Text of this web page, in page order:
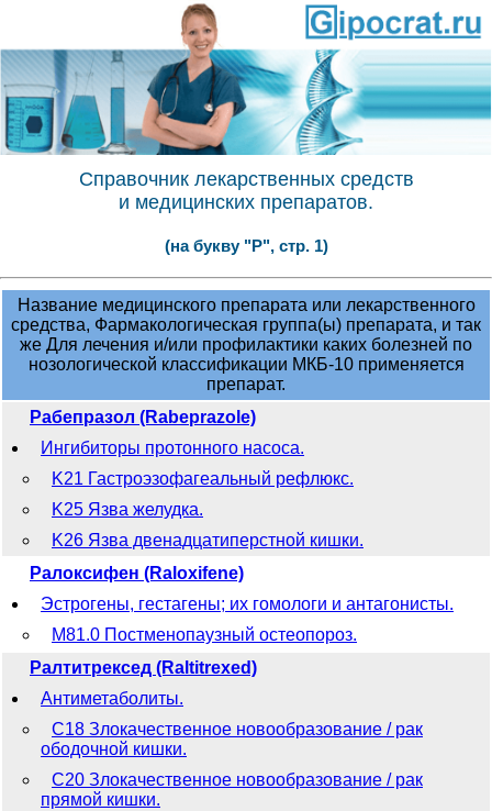
Справочник лекарственных средств
и медицинских препаратов.
(на букву "Р", стр. 1)
Название медицинского препарата или лекарственного
средства, Фармакологическая группа(ы) препарата, и так
же Для лечения и/или профилактики каких болезней по
нозологической классификации МКБ-10 применяется
препарат.
Рабепразол (Rabeprazole)
Ингибиторы протонного насоса.
K21 Гастроэзофагеальный рефлюкс.
K25 Язва желудка.
K26 Язва двенадцатиперстной кишки.
Ралоксифен (Raloxifene)
Эстрогены, гестагены; их гомологи и антагонисты.
M81.0 Постменопаузный остеопороз.
Ралтитрексед (Raltitrexed)
Антиметаболиты.
C18 Злокачественное новообразование / рак
ободочной кишки.
C20 Злокачественное новообразование / рак
прямой кишки.